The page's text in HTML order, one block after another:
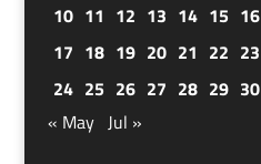
10 11 12 13 14 15 16
17 18 19 20 21 22 23
24 25 26 27 28 29 30
« May Jul »